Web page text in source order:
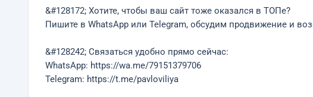
&#128172; Хотите, чтобы ваш сайт тоже оказался в ТОПе?
Пишите в WhatsApp или Telegram, обсудим продвижение и
&#128242; Связаться удобно прямо сейчас:
WhatsApp: https://wa.me/79151379706
Telegram: https://t.me/pavloviliya